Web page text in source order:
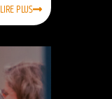
LIRE PLUS